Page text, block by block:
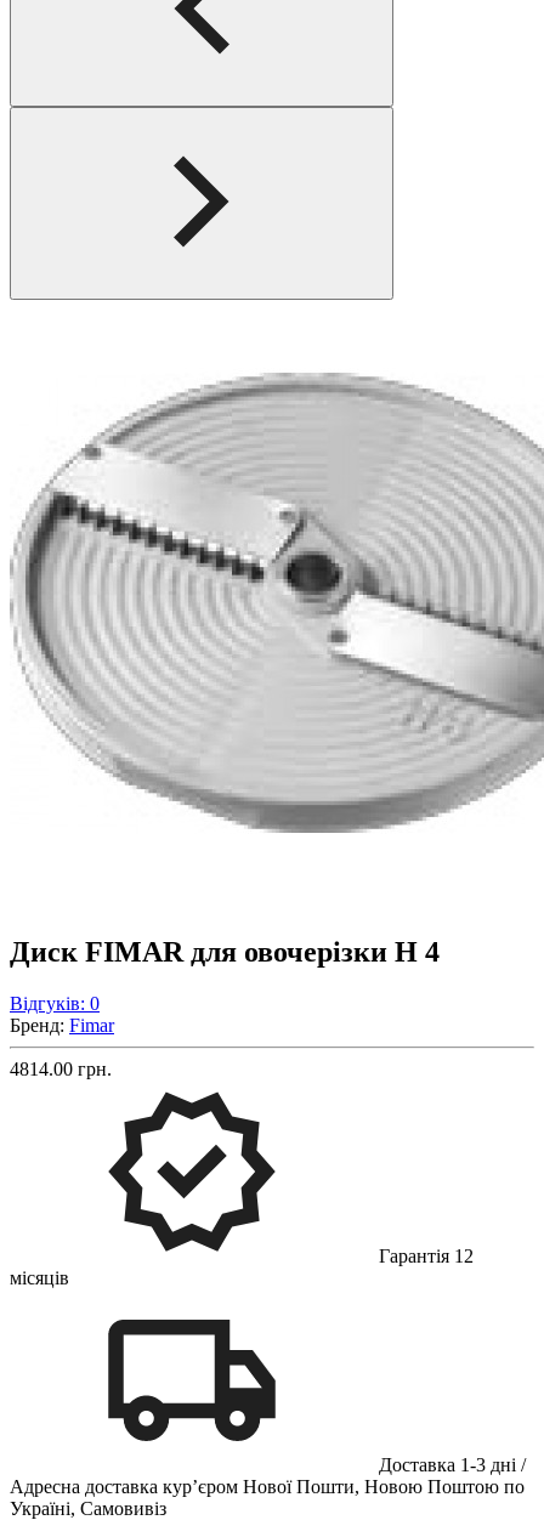
Диск FIMAR для овочерізки H 4
Відгуків: 0
Бренд: Fimar
4814.00 грн.
Гарантія 12
місяців
Доставка 1-3 дні /
Адресна доставка кур’єром Нової Пошти, Новою Поштою по
Україні, Самовивіз